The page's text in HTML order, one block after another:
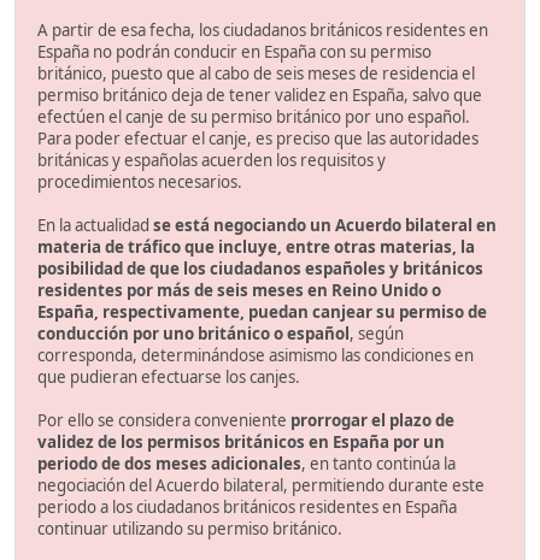
A partir de esa fecha, los ciudadanos británicos residentes en
España no podrán conducir en España con su permiso
británico, puesto que al cabo de seis meses de residencia el
permiso británico deja de tener validez en España, salvo que
efectúen el canje de su permiso británico por uno español.
Para poder efectuar el canje, es preciso que las autoridades
británicas y españolas acuerden los requisitos y
procedimientos necesarios.
En la actualidad se está negociando un Acuerdo bilateral en
materia de tráfico que incluye, entre otras materias, la
posibilidad de que los ciudadanos españoles y británicos
residentes por más de seis meses en Reino Unido o
España, respectivamente, puedan canjear su permiso de
conducción por uno británico o español, según
corresponda, determinándose asimismo las condiciones en
que pudieran efectuarse los canjes.
Por ello se considera conveniente prorrogar el plazo de
validez de los permisos británicos en España por un
periodo de dos meses adicionales, en tanto continúa la
negociación del Acuerdo bilateral, permitiendo durante este
periodo a los ciudadanos británicos residentes en España
continuar utilizando su permiso británico.